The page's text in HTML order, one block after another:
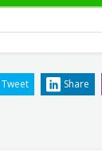
Tweet Share